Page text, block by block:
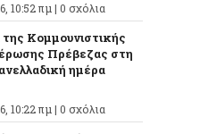
10:52 πμ | 0 σχόλια
Κομμουνιστικής
Πρέβεζας στη
ημέρα
10:22 πμ | 0 σχόλια